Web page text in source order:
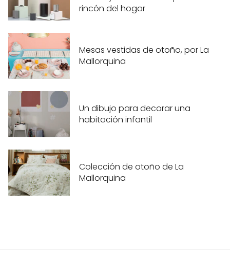
rincón del hogar
Mesas vestidas de otoño, por La
Mallorquina
Un dibujo para decorar una
habitación infantil
Colección de otoño de La
Mallorquina